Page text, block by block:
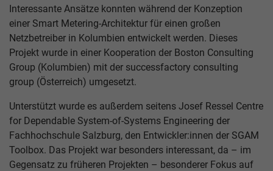
Interessante Ansätze konnten während der Konzeption
einer Smart Metering-Architektur für einen großen
Netzbetreiber in Kolumbien entwickelt werden. Dieses
Projekt wurde in einer Kooperation der Boston Consulting
Group (Kolumbien) mit der successfactory consulting
group (Österreich) umgesetzt.
Unterstützt wurde es außerdem seitens Josef Ressel Centre
for Dependable System-of-Systems Engineering der
Fachhochschule Salzburg, den Entwickler:innen der SGAM
Toolbox. Das Projekt war besonders interessant, da – im
Gegensatz zu früheren Projekten – besonderer Fokus auf